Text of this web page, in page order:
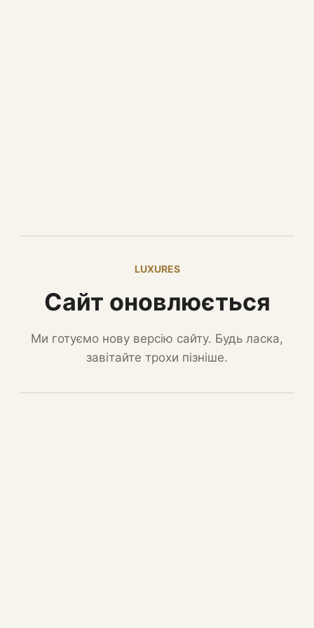
LUXURES
Сайт оновлюється
Ми готуємо нову версію сайту. Будь ласка,
завітайте трохи пізніше.